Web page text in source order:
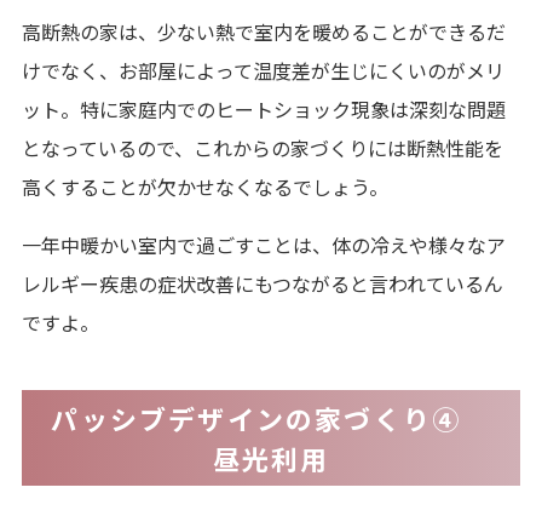
高断熱の家は、少ない熱で室内を暖めることができるだ
けでなく、お部屋によって温度差が生じにくいのがメリ
ット。特に家庭内でのヒートショック現象は深刻な問題
となっているので、これからの家づくりには断熱性能を
高くすることが欠かせなくなるでしょう。
一年中暖かい室内で過ごすことは、体の冷えや様々なア
レルギー疾患の症状改善にもつながると言われているん
ですよ。
パッシブデザインの家づくり④
昼光利用